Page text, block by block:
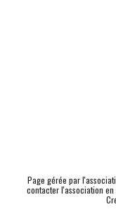
Page gérée par
contacter l'association